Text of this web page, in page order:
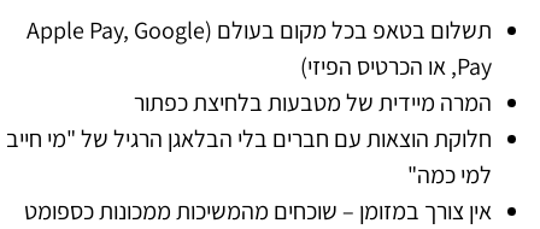
תשלום בטאפ בכל מקום בעולם (Apple Pay, Google
Pay, או הכרטיס הפיזי)
המרה מיידית של מטבעות בלחיצת כפתור
חלוקת הוצאות עם חברים בלי הבלאגן הרגיל של "מי חייב
למי כמה"
אין צורך במזומן – שוכחים מהמשיכות ממכונות כספומט